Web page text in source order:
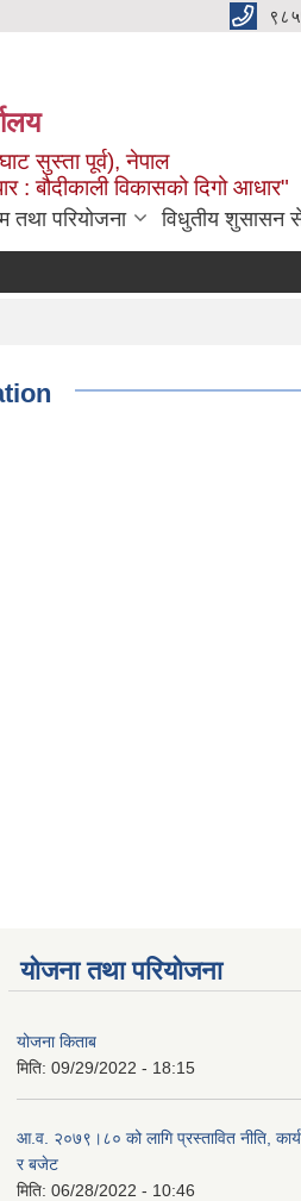
सुस्ता पूर्व), नेपाल
: बौदीकाली विकासको दिगो आधार"
तथा परियोजना विधुतीय शुसासन
योजना तथा परियोजना
योजना किताब
मिति: 09/29/2022 - 18:15
आ.व. २०७९।८० को लागि प्रस्तावित नीति,
र बजेट
मिति: 06/28/2022 - 10:46